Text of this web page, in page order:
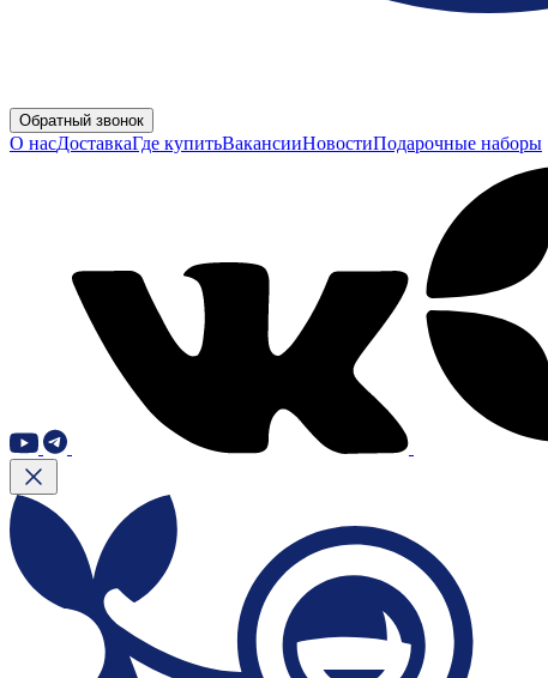
Обратный звонок
О насДоставкаГде купитьВакансииНовостиПодарочные наборы